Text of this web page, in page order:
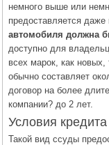
немного выше или
предоставляется
автомобиля должна
доступно для
всех марок, как
обычно составляет
договор на более
компании? до 2 лет.
Условия
Такой вид ссуды